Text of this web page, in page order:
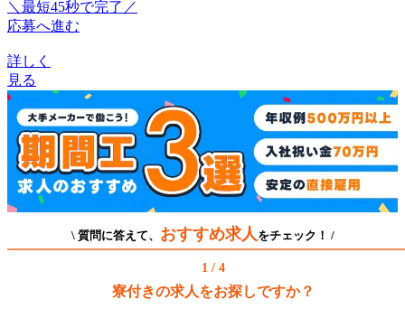
＼最短45秒で完了／
応募へ進む
詳しく
見る
\ 質問に答えて、 おすすめ求人 をチェック！ /
1 / 4
寮付きの求人をお探しですか？